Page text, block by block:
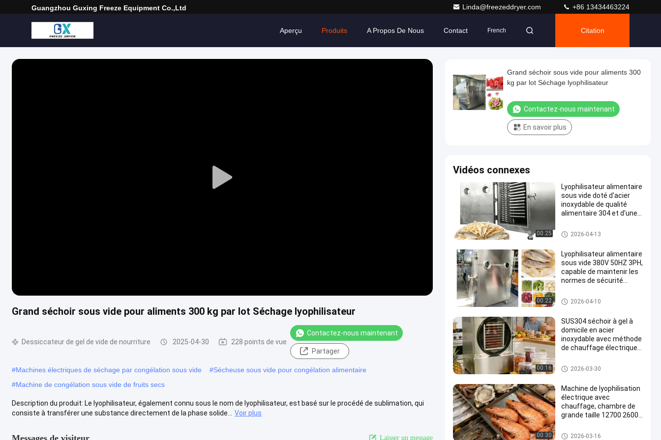
Guangzhou Guxing Freeze Equipment Co.,Ltd Linda@freezeddryer.com +86 13434463224
Aperçu Produits A Propos De Nous Contact French Citation
Play
Grand séchoir sous vide pour aliments 300 kg par lot Séchage lyophilisateur
Dessiccateur de gel de vide de nourriture 2025-04-30 228 points de vue
Contactez-nous maintenant
Partager
#Machines électriques de séchage par congélation sous vide #Sécheuse sous vide pour congélation alimentaire
#Machine de congélation sous vide de fruits secs
Description du produit: Le lyophilisateur, également connu sous le nom de lyophilisateur, est basé sur le procédé de sublimation, qui
consiste à transférer une substance directement de la phase solide...
Voir plus
Messages de visiteur Laisser un message
Grand séchoir sous vide pour aliments 300
kg par lot Séchage lyophilisateur
Contactez-nous maintenant
En savoir plus
Vidéos connexes
00:25
Lyophilisateur alimentaire
sous vide doté d'acier
inoxydable de qualité
alimentaire 304 et d'une
conçue pour la
déshydratation des
Dessiccateur de gel de vide de
nourriture
2026-04-13
00:22
Lyophilisateur alimentaire
sous vide 380V 50HZ 3PH,
capable de maintenir les
normes de sécurité
processus de
lyophilisation
Lyophilizer séchoir à gel
2026-04-10
00:16
SUS304 séchoir à gel à
domicile en acier
inoxydable avec méthode
de chauffage électrique
et le stockage à long
terme des aliments
dessiccateur de gel à la maiso
n
2026-03-30
00:30
Machine de lyophilisation
électrique avec
chauffage, chambre de
grande taille 12700 2600
applications médicales et
Séchoirs industriels par congé
2026-03-16